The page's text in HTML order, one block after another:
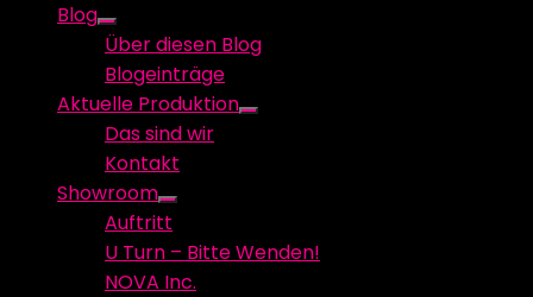
Blog
Show
sub
menu
Über diesen Blog
Blogeinträge
Aktuelle Produktion
Show
Das sind wir
Kontakt
Showroom
Show
sub
menu
Auftritt
U Turn – Bitte Wenden!
NOVA Inc.